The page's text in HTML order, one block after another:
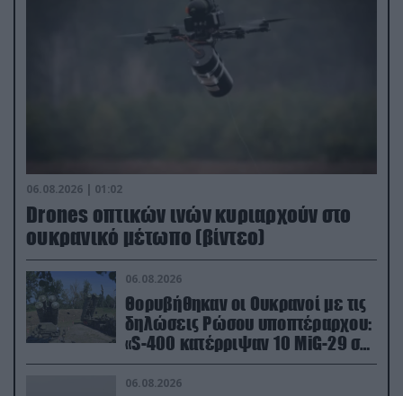
06.08.2026 | 01:02
Drones οπτικών ινών κυριαρχούν στο
ουκρανικό μέτωπο (βίντεο)
06.08.2026
Θορυβήθηκαν οι Ουκρανοί με τις
δηλώσεις Ρώσου υποπτέραρχου:
«S-400 κατέρριψαν 10 MiG-29 σε
μόλις μια μέρα!»
06.08.2026